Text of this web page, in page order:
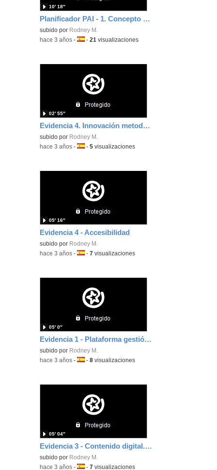
Planificador PAI - 1. Concepto clave, conceptos relacionados, contexto global y exploraciones
subido por Rodney M.
10′ 18″
-hace 3 años -Idioma:
-21 visualizaciones
Evidencia 4. Innovación metodológica
subido por Rodney M.
02′ 55″
-hace 3 años -Idioma:
-5 visualizaciones
Evidencia 4 - Accesibilidad
subido por Rodney M.
05′ 16″
-hace 3 años -Idioma:
-7 visualizaciones
Evidencia 1 - Plataforma gestión aprendizaje. LMS
subido por Rodney M.
05′ 0″
-hace 3 años -Idioma:
-8 visualizaciones
Evidencia 3 - Contenido digital. ExeLearning
subido por Rodney M.
05′ 04″
-hace 3 años -Idioma:
-7 visualizaciones